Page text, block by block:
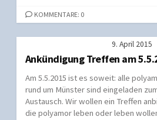
KOMMENTARE: 0
9. April 2015
Ankündigung Treffen am
Am 5.5.2015 ist es soweit: alle
rund um Münster sind eingeladen
Austausch. Wir wollen ein Treffen
die polyamor leben oder leben